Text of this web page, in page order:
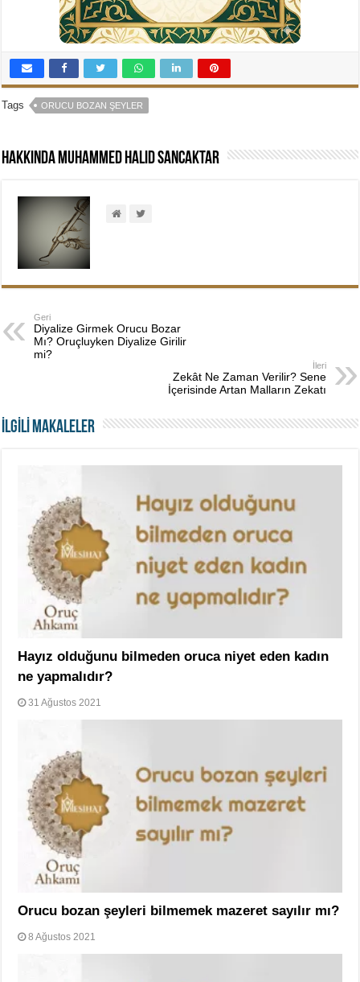
Tags ORUCU BOZAN ŞEYLER
Hakkında Muhammed Halid Sancaktar
Geri
Diyalize Girmek Orucu Bozar
Mı? Oruçluyken Diyalize Girilir
mi?
İleri
Zekât Ne Zaman Verilir? Sene
İçerisinde Artan Malların Zekatı
İLGİLİ MAKALELER
Hayız olduğunu bilmeden oruca niyet eden kadın
ne yapmalıdır?
31 Ağustos 2021
Orucu bozan şeyleri bilmemek mazeret sayılır mı?
8 Ağustos 2021